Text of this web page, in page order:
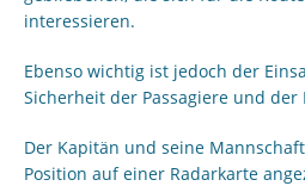
interessieren.
Ebenso wichtig ist jedoch der
Sicherheit der Passagiere und der
Der Kapitän und seine
Position auf einer Radarkarte